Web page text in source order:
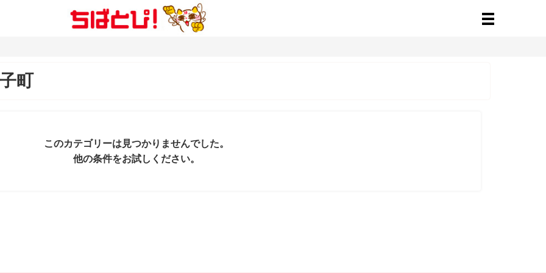
町
このカテゴリーは見つかりませんでした。
他の条件をお試しください。